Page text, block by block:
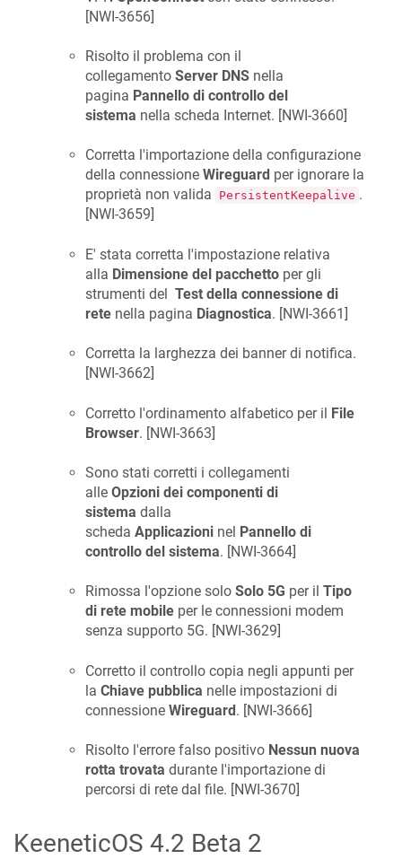
[NWI-3656]
Risolto il problema con il
collegamento Server DNS nella
pagina Pannello di controllo del
sistema nella scheda Internet. [NWI-3660]
Corretta l'importazione della configurazione
della connessione Wireguard per ignorare la
proprietà non valida
PersistentKeepalive .
[NWI-3659]
E' stata corretta l'impostazione relativa
alla Dimensione del pacchetto per gli
strumenti del Test della connessione di
rete nella pagina Diagnostica. [NWI-3661]
Corretta la larghezza dei banner di notifica.
[NWI-3662]
Corretto l'ordinamento alfabetico per il File
Browser. [NWI-3663]
Sono stati corretti i collegamenti
alle Opzioni dei componenti di
sistema dalla
scheda Applicazioni nel Pannello di
controllo del sistema. [NWI-3664]
Rimossa l'opzione solo Solo 5G per il Tipo
di rete mobile per le connessioni modem
senza supporto 5G. [NWI-3629]
Corretto il controllo copia negli appunti per
la Chiave pubblica nelle impostazioni di
connessione Wireguard. [NWI-3666]
Risolto l'errore falso positivo Nessun nuova
rotta trovata durante l'importazione di
percorsi di rete dal file. [NWI-3670]
KeeneticOS 4.2 Beta 2